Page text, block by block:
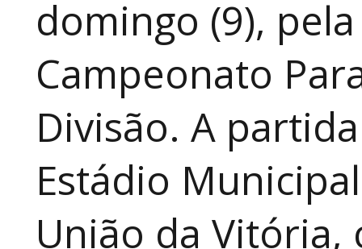
domingo (9),
Campeonato
Divisão. A
Estádio
União da Vitória,